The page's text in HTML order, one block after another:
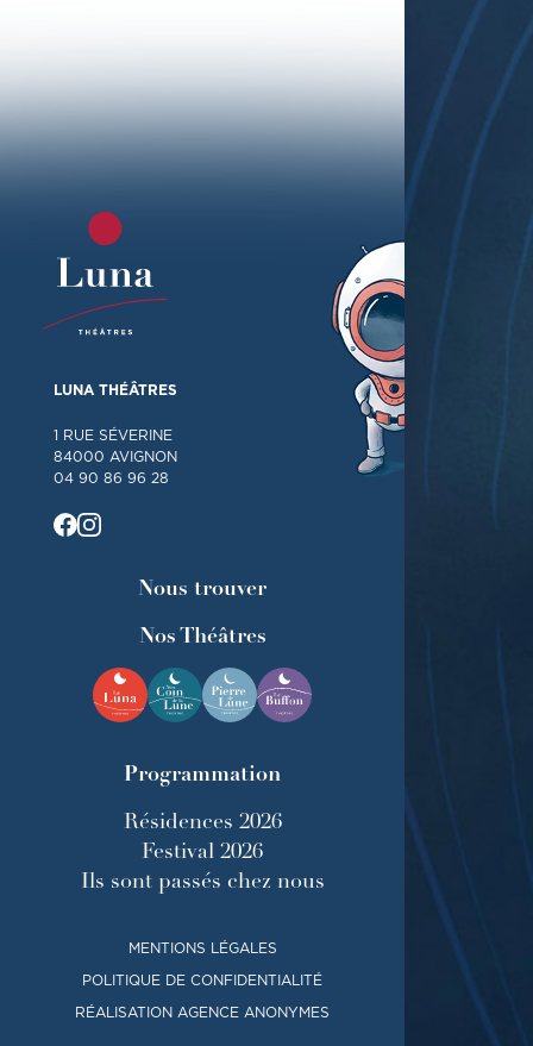
LUNA THÉÂTRES
1 RUE SÉVERINE
84000 AVIGNON
04 90 86 96 28
Nous trouver
Nos Théâtres
Programmation
Résidences 2026
Festival 2026
Ils sont passés chez nous
MENTIONS LÉGALES
POLITIQUE DE CONFIDENTIALITÉ
RÉALISATION AGENCE ANONYMES